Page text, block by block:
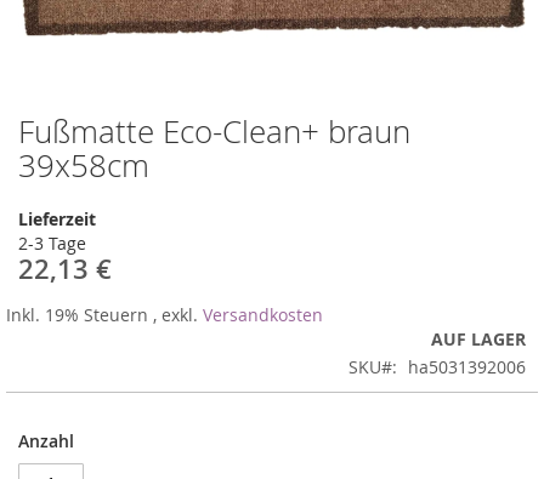
Fußmatte Eco-Clean+ braun
39x58cm
Lieferzeit
2-3 Tage
22,13 €
Inkl. 19% Steuern , exkl. Versandkosten
AUF LAGER
SKU
ha5031392006
Anzahl
Zum
Anfang
der
springen